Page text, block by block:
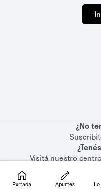
¿No
Visitá nuestro
Portada Apuntes Lo